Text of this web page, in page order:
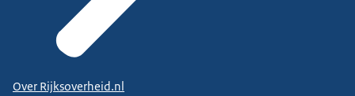
Over Rijksoverheid.nl